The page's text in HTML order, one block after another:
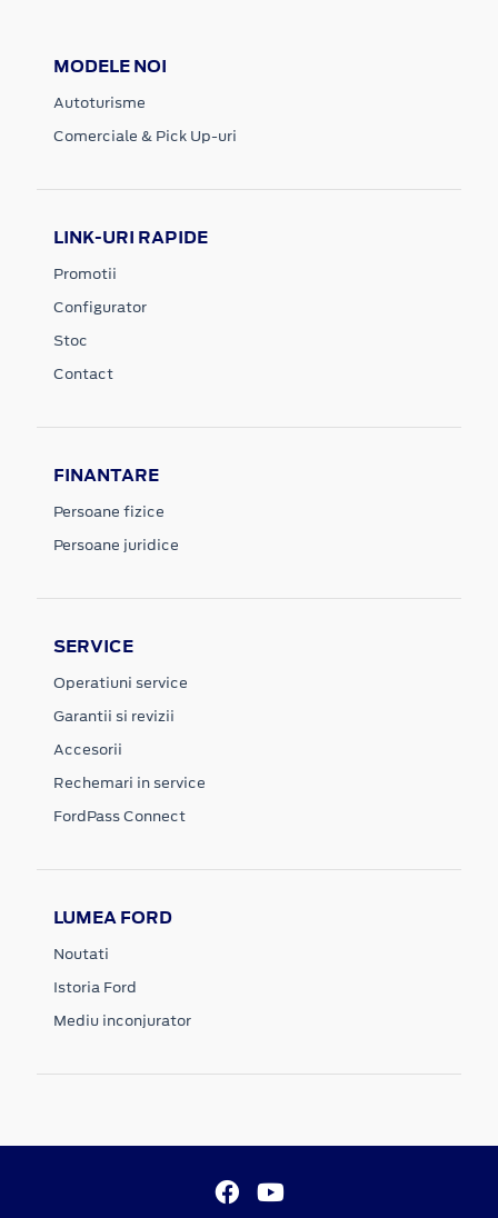
MODELE NOI
Autoturisme
Comerciale & Pick Up-uri
LINK-URI RAPIDE
Promotii
Configurator
Stoc
Contact
FINANTARE
Persoane fizice
Persoane juridice
SERVICE
Operatiuni service
Garantii si revizii
Accesorii
Rechemari in service
FordPass Connect
LUMEA FORD
Noutati
Istoria Ford
Mediu inconjurator